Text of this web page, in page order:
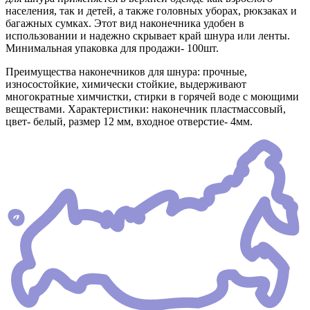
населения, так и детей, а также головных уборах, рюкзаках и
багажных сумках. Этот вид наконечника удобен в
использовании и надежно скрывает край шнура или ленты.
Минимальная упаковка для продажи- 100шт.
Преимущества наконечников для шнура: прочные,
износостойкие, химически стойкие, выдерживают
многократные химчистки, стирки в горячей воде с моющими
веществами. Характеристики: наконечник пластмассовый,
цвет- белый, размер 12 мм, входное отверстие- 4мм.